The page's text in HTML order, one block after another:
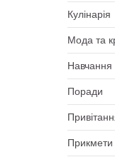
Кулінарія
Мода та
Навчання
Поради